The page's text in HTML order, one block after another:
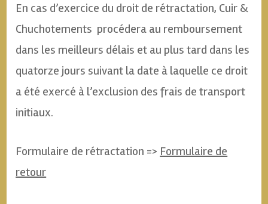
En cas d’exercice du droit de rétractation, Cuir &
Chuchotements procédera au remboursement
dans les meilleurs délais et au plus tard dans les
quatorze jours suivant la date à laquelle ce droit
a été exercé à l’exclusion des frais de transport
initiaux.
Formulaire de rétractation => Formulaire de
retour